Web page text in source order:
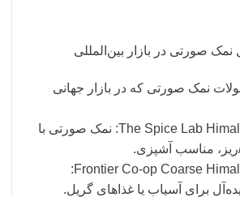
صورتی در بازار بین‌المللی
نمک صورتی که در بازار جهانی
• The Spice Lab Himalayan Pink Salt: نمک صورتی با
مناسب آشپزی.
• Frontier Co‑op Coarse Himalayan Pink Salt:
برای آسیاب یا غذاهای گریل.